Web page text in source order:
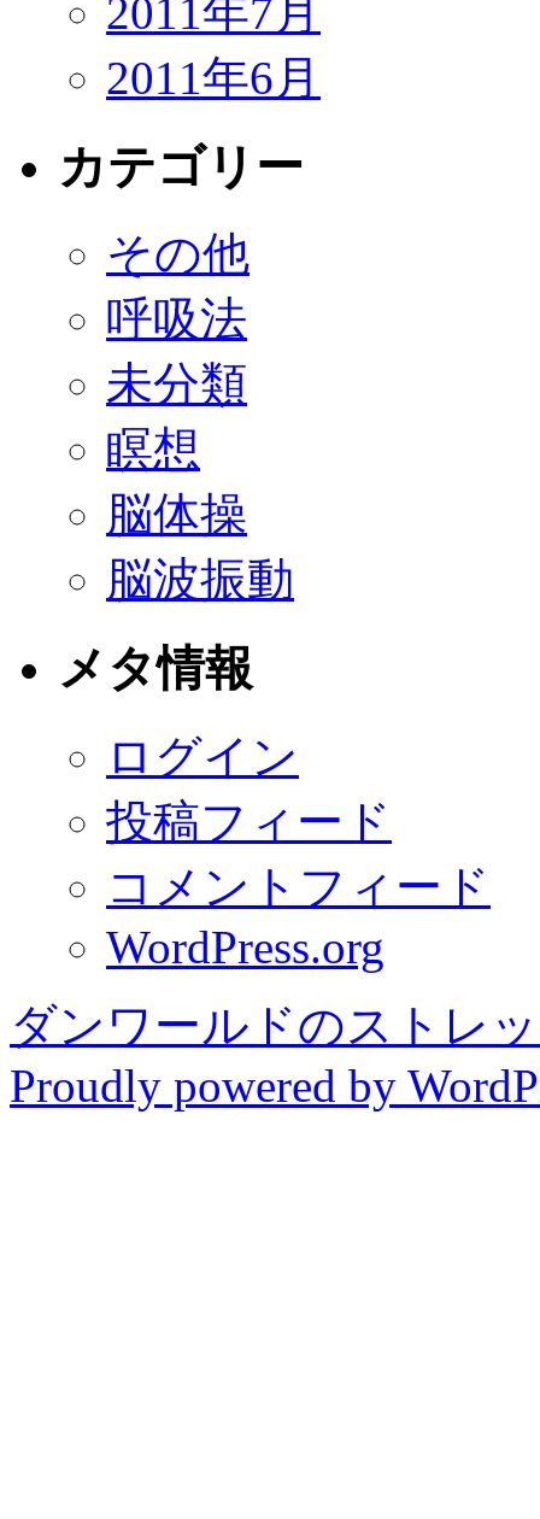
2011年7月
2011年6月
カテゴリー
その他
呼吸法
未分類
瞑想
脳体操
脳波振動
メタ情報
ログイン
投稿フィード
コメントフィード
WordPress.org
ダンワールドのストレ
Proudly powered by